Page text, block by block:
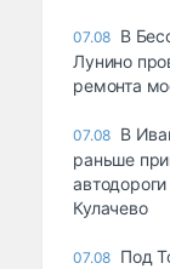
07.08 В
Лунино
ремонта
07.08 В
раньше
Кулачево
07.08 Под